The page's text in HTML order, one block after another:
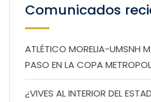
Comunicados
ATLÉTICO MORELIA-UMSNH
PASO EN LA COPA
¿VIVES AL INTERIOR DEL